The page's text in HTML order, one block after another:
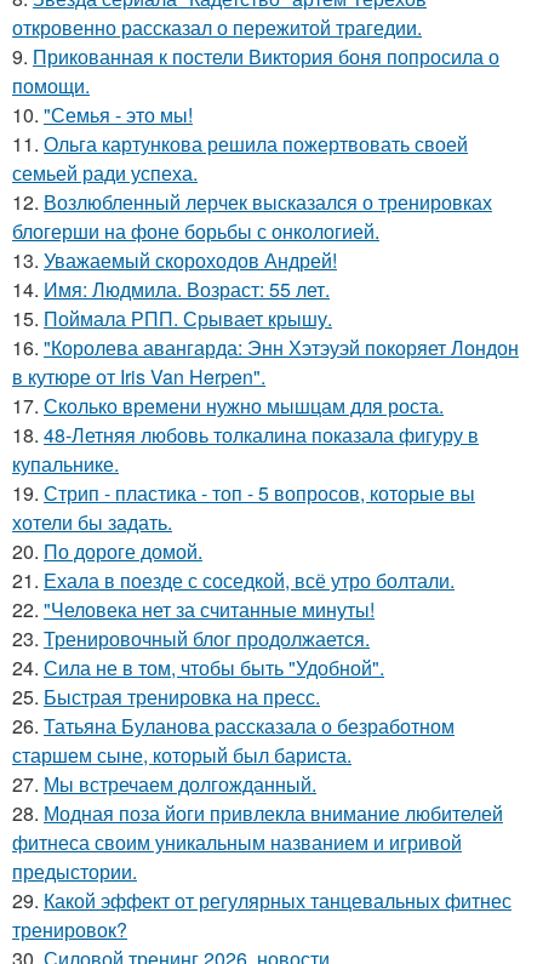
откровенно рассказал о пережитой трагедии.
9. Прикованная к постели Виктория боня попросила о
помощи.
10. "Семья - это мы!
11. Ольга картункова решила пожертвовать своей
семьей ради успеха.
12. Возлюбленный лерчек высказался о тренировках
блогерши на фоне борьбы с онкологией.
13. Уважаемый скороходов Андрей!
14. Имя: Людмила. Возраст: 55 лет.
15. Поймала РПП. Срывает крышу.
16. "Королева авангарда: Энн Хэтэуэй покоряет Лондон
в кутюре от Iris Van Herpen".
17. Сколько времени нужно мышцам для роста.
18. 48-Летняя любовь толкалина показала фигуру в
купальнике.
19. Стрип - пластика - топ - 5 вопросов, которые вы
хотели бы задать.
20. По дороге домой.
21. Ехала в поезде с соседкой, всё утро болтали.
22. "Человека нет за считанные минуты!
23. Тренировочный блог продолжается.
24. Сила не в том, чтобы быть "Удобной".
25. Быстрая тренировка на пресс.
26. Татьяна Буланова рассказала о безработном
старшем сыне, который был бариста.
27. Мы встречаем долгожданный.
28. Модная поза йоги привлекла внимание любителей
фитнеса своим уникальным названием и игривой
предыстории.
29. Какой эффект от регулярных танцевальных фитнес
тренировок?
30. Силовой тренинг 2026, новости.